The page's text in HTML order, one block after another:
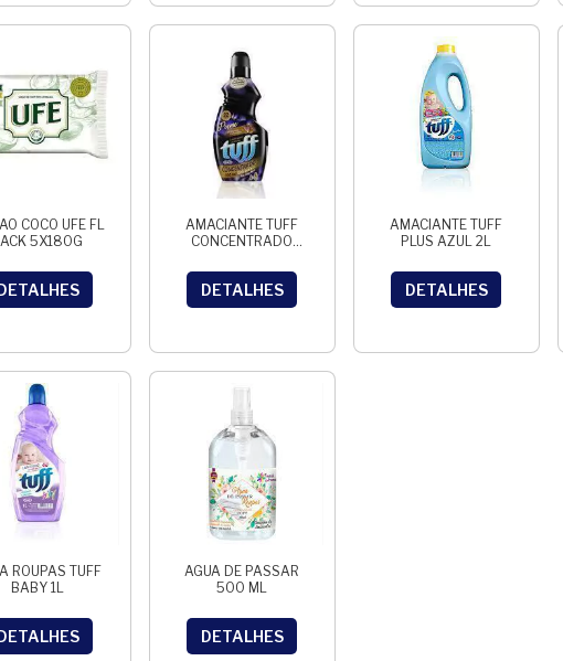
COCO UFE FL
5X180G
AMACIANTE TUFF
CONCENTRADO
DETALHES
AMACIANTE TUFF
PLUS AZUL 2L
DETALHES
ROUPAS TUFF
BABY 1L
AGUA DE PASSAR
500 ML
DETALHES